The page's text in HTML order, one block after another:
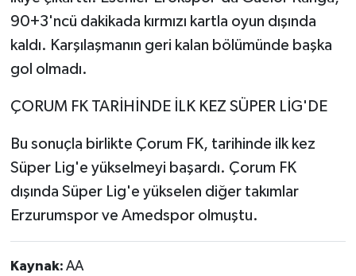
90+3'ncü dakikada kırmızı kartla oyun dışında
kaldı. Karşılaşmanın geri kalan bölümünde başka
gol olmadı.
ÇORUM FK TARİHİNDE İLK KEZ SÜPER LİG'DE
Bu sonuçla birlikte Çorum FK, tarihinde ilk kez
Süper Lig'e yükselmeyi başardı. Çorum FK
dışında Süper Lig'e yükselen diğer takımlar
Erzurumspor ve Amedspor olmuştu.
Kaynak: AA